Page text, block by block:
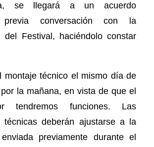
se llegará a un acuerdo
previa conversación con la
del Festival, haciéndolo constar
montaje técnico el mismo día de
la mañana, en vista de que el
tendremos funciones. Las
técnicas deberán ajustarse a la
previamente durante el